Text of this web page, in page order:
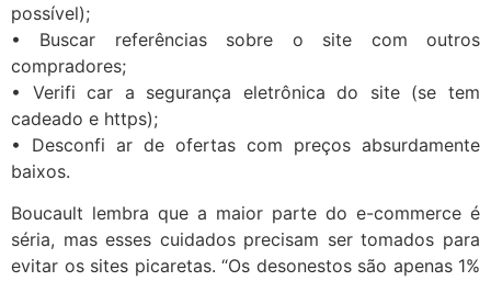
possível);
• Buscar referências sobre o site com outros
compradores;
• Verifi car a segurança eletrônica do site (se tem
cadeado e https);
• Desconfi ar de ofertas com preços absurdamente
baixos.
Boucault lembra que a maior parte do e-commerce é
séria, mas esses cuidados precisam ser tomados para
evitar os sites picaretas. “Os desonestos são apenas 1%